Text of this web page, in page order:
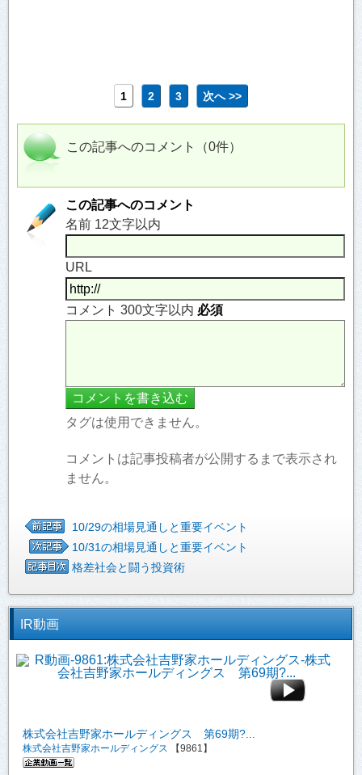
1 2 3 次へ >>
この記事へのコメント（0件）
この記事へのコメント
名前 12文字以内
URL
コメント 300文字以内 必須
タグは使用できません。
コメントは記事投稿者が公開するまで表示され
ません。
10/29の相場見通しと重要イベント
10/31の相場見通しと重要イベント
格差社会と闘う投資術
IR動画
株式会社吉野家ホールディングス 第69期?...
株式会社吉野家ホールディングス 【9861】